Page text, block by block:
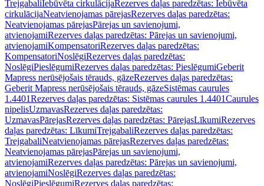
TrejgabaliIebūvēta cirkulācijaRezerves daļas paredzētas: Iebūvēta
cirkulācijaNeatvienojamas pārejasRezerves daļas paredzētas:
Neatvienojamas pārejasPārejas un savienojumi,
atvienojamiRezerves daļas paredzētas: Pārejas un savienojumi,
atvienojamiKompensatoriRezerves daļas paredzētas:
KompensatoriNoslēgiRezerves daļas paredzētas:
NoslēgiPieslēgumiRezerves daļas paredzētas: PieslēgumiGeberit
Mapress nerūsējošais tērauds, gāzeRezerves daļas paredzētas:
Geberit Mapress nerūsējošais tērauds, gāzeSistēmas caurules
1.4401Rezerves daļas paredzētas: Sistēmas caurules 1.4401Caurules
nipelisUzmavasRezerves daļas paredzētas:
UzmavasPārejasRezerves daļas paredzētas: PārejasLīkumiRezerves
daļas paredzētas: LīkumiTrejgabaliRezerves daļas paredzētas:
TrejgabaliNeatvienojamas pārejasRezerves daļas paredzētas:
Neatvienojamas pārejasPārejas un savienojumi,
atvienojamiRezerves daļas paredzētas: Pārejas un savienojumi,
atvienojamiNoslēgiRezerves daļas paredzētas:
NoslēgiPieslēgumiRezerves daļas paredzētas: